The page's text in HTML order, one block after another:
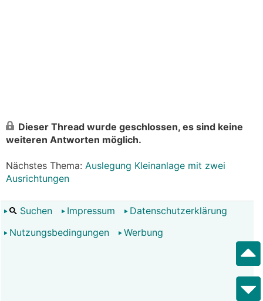
Dieser Thread wurde geschlossen, es sind keine
weiteren Antworten möglich.
Nächstes Thema: Auslegung Kleinanlage mit zwei
Ausrichtungen
Suchen Impressum
Datenschutzerklärung
Nutzungsbedingungen
Werbung